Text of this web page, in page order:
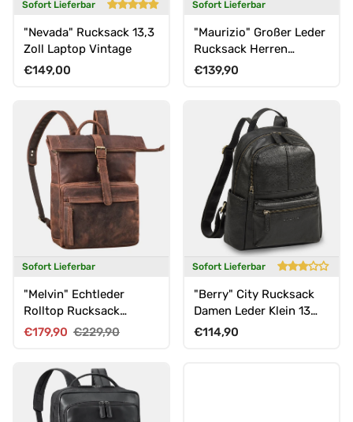
Sofort Lieferbar
"Nevada" Rucksack 13,3
Zoll Laptop Vintage
Normaler Preis
€149,00
Sofort Lieferbar
"Maurizio" Großer Leder
Rucksack Herren
Laptoprucksack 15,6
Normaler Preis
€139,90
Sofort Lieferbar
"Melvin" Echtleder
Rolltop Rucksack
Herren Laptop 16 - 17
Verkaufspreis
€179,90 Normaler Preis
€229,90
Sofort Lieferbar
"Berry" City Rucksack
Damen Leder Klein 13
Zoll
Normaler Preis
€114,90